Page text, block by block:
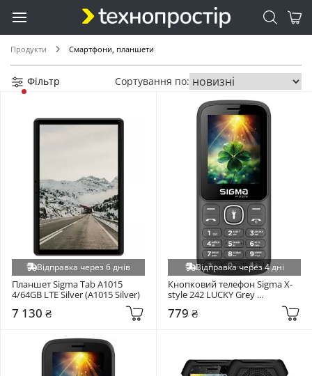
Продукти Смартфони, планшети
Фільтр Сортування по:
Відправка через 6 днів
Планшет Sigma Tab A1015
4/64GB LTE Silver (A1015 Silver)
7 130 ₴
Відправка через 4 дні
Кнопковий телефон Sigma X-
style 242 LUCKY Grey
779 ₴